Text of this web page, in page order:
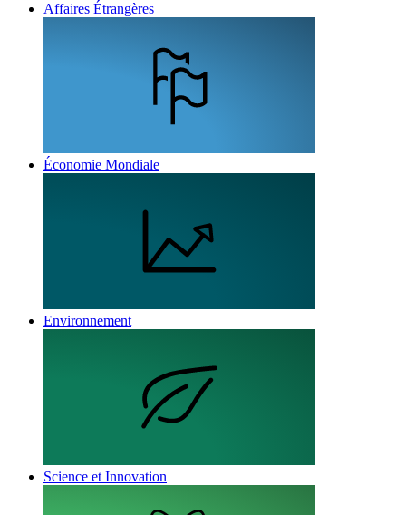
Affaires Étrangères
Économie Mondiale
Environnement
Science et Innovation